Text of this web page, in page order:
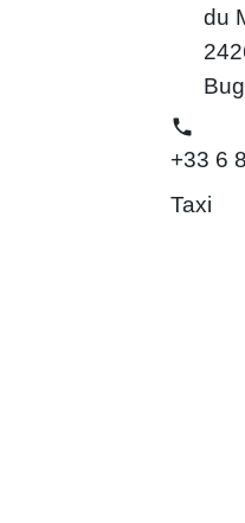
du
phone
+33 6
Taxi